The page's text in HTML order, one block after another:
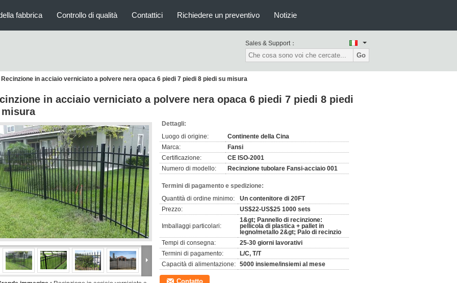
fabbrica Controllo di qualità Contattici Richiedere un preventivo Notizie
Sales & Support：
Go
Recinzione in acciaio verniciato a polvere nera opaca 6 piedi 7 piedi 8 piedi su misura
in acciaio verniciato a polvere nera opaca 6 piedi 7 piedi 8 piedi
Dettagli:
Luogo di origine:
Continente della Cina
Marca:
Fansi
Certificazione:
CE ISO-2001
Numero di modello:
Recinzione tubolare Fansi-acciaio 001
Termini di pagamento e spedizione:
Quantità di ordine minimo:
Un contenitore di 20FT
Prezzo:
US$22-US$25 1000 sets
Imballaggi particolari:
1&gt; Pannello di recinzione:
pellicola di plastica + pallet in
legno/metallo 2&gt; Palo di recinzio
Tempi di consegna:
25-30 giorni lavorativi
Termini di pagamento:
L/C, T/T
Capacità di alimentazione: 5000 insieme/insiemi al mese
Contatto